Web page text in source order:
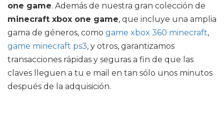
one game. Además de nuestra gran colección de
minecraft xbox one game, que incluye una amplia
gama de géneros, como game xbox 360 minecraft,
game minecraft ps3, y otros, garantizamos
transacciones rápidas y seguras a fin de que las
claves lleguen a tu e mail en tan sólo unos minutos
después de la adquisición.